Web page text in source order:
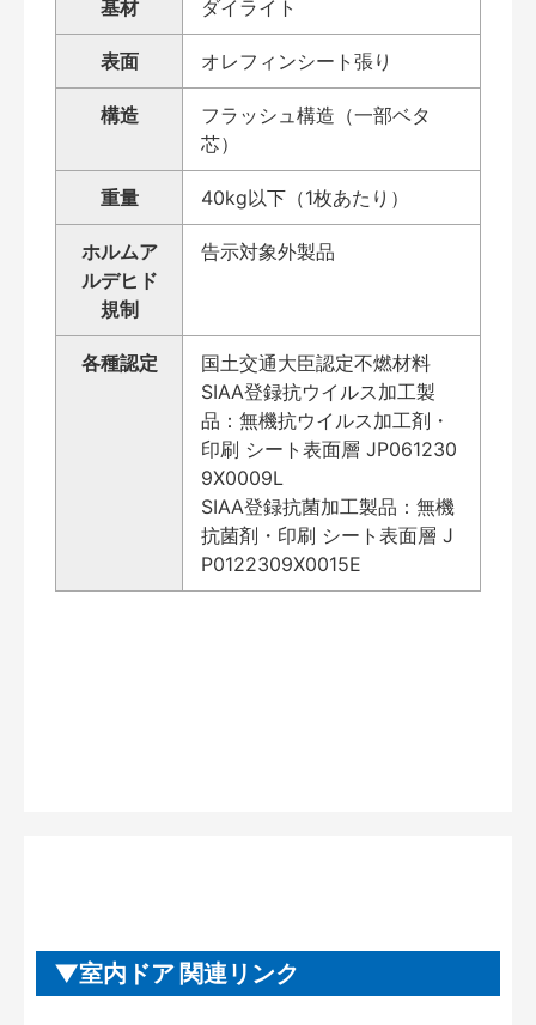
基材 ダイライト
表面 オレフィンシート張り
構造
フラッシュ構造（一部ベタ
芯）
重量 40kg以下（1枚あたり）
ホルムア
ルデヒド
規制
告示対象外製品
各種認定
国土交通大臣認定不燃材料
SIAA登録抗ウイルス加工製
品：無機抗ウイルス加工剤・
印刷 シート表面層 JP061230
9X0009L
SIAA登録抗菌加工製品：無機
抗菌剤・印刷 シート表面層 J
P0122309X0015E
室内ドア 関連リンク